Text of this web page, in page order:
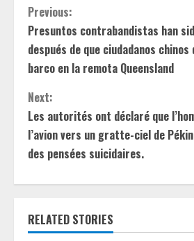
C
o
n
t
i
n
u
e
Previous:
Presuntos contrabandistas han
después de que ciudadanos
barco en la remota Queensland
Next:
Les autorités ont déclaré que
l’avion vers un gratte-ciel de
des pensées suicidaires.
RELATED STORIES